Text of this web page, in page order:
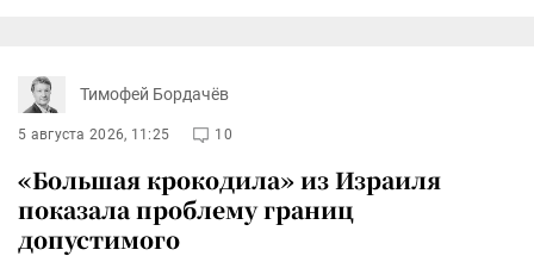
Тимофей Бордачёв
5 августа 2026, 11:25 10
«Большая крокодила» из Израиля
показала проблему границ
допустимого